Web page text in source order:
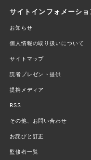
サイトインフォメーショ
お知らせ
個人情報の取り扱いについて
サイトマップ
読者プレゼント提供
提携メディア
RSS
その他、お問い合わせ
お詫びと訂正
監修者一覧